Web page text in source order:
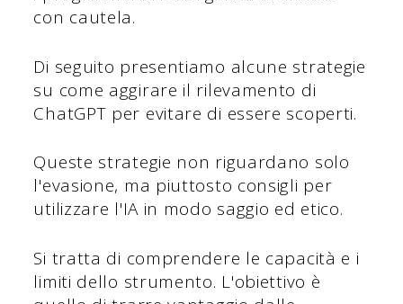
con cautela.
Di seguito presentiamo alcune strategie
su come aggirare il rilevamento di
ChatGPT per evitare di essere scoperti.
Queste strategie non riguardano solo
l'evasione, ma piuttosto consigli per
utilizzare l'IA in modo saggio ed etico.
Si tratta di comprendere le capacità e i
limiti dello strumento. L'obiettivo è